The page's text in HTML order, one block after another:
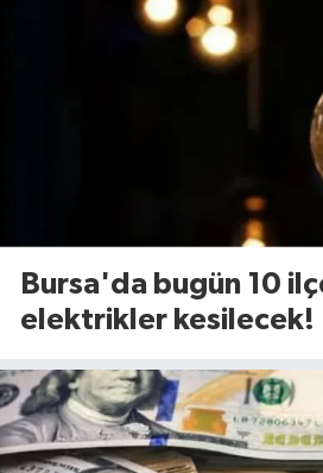
Bursa'da bugün 10
elektrikler kesilecek!
Cuma)